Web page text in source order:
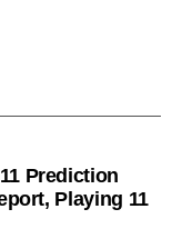
Prediction
Playing 11